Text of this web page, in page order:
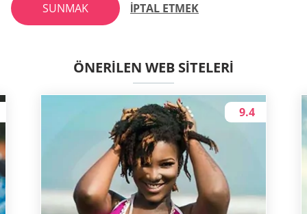
SUNMAK İPTAL ETMEK
ÖNERILEN WEB SITELERI
9.4